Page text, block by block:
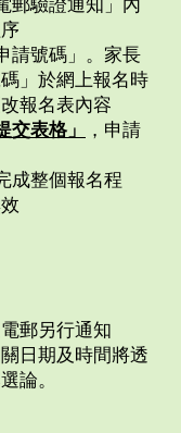
請號碼」。家長
」於網上報名時
報名表內容
交表格」
，申請
成整個報名程
郵另行通知
日期及時間將透
論。